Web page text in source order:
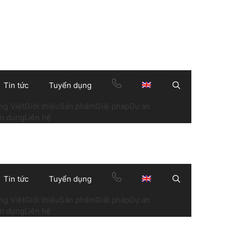
Tin tức Tuyển dụng
ViệtGiới thiệu Sản phẩm Giải phápDự án
dụng Liên hệ
Tin tức Tuyển dụng
ViệtGiới thiệu Sản phẩm Giải phápDự án
dụng Liên hệ